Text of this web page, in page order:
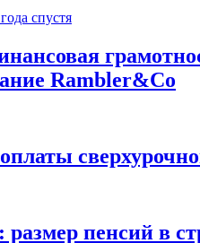
спустя
Rambler&Co
пенсий в